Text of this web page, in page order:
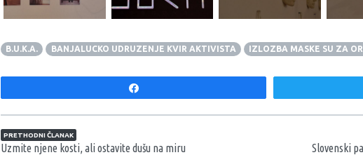
B.U.K.A. BANJALUCKO UDRUZENJE KVIR AKTIVISTA IZLOZBA MASKE SU ZA
Navigacija članaka
PRETHODNI ČLANAK
Uzmite njene kosti, ali ostavite dušu na miru
Slovenski